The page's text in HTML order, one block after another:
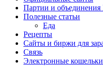
Партии и объединения
Полезные статьи
Еда
Рецепты
Сайты и биржи для
Связь
Электронные